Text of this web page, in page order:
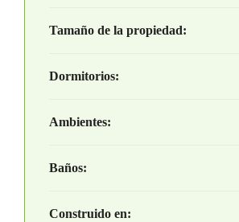
Tamaño de la propiedad:
Dormitorios:
Ambientes:
Baños:
Construido en: